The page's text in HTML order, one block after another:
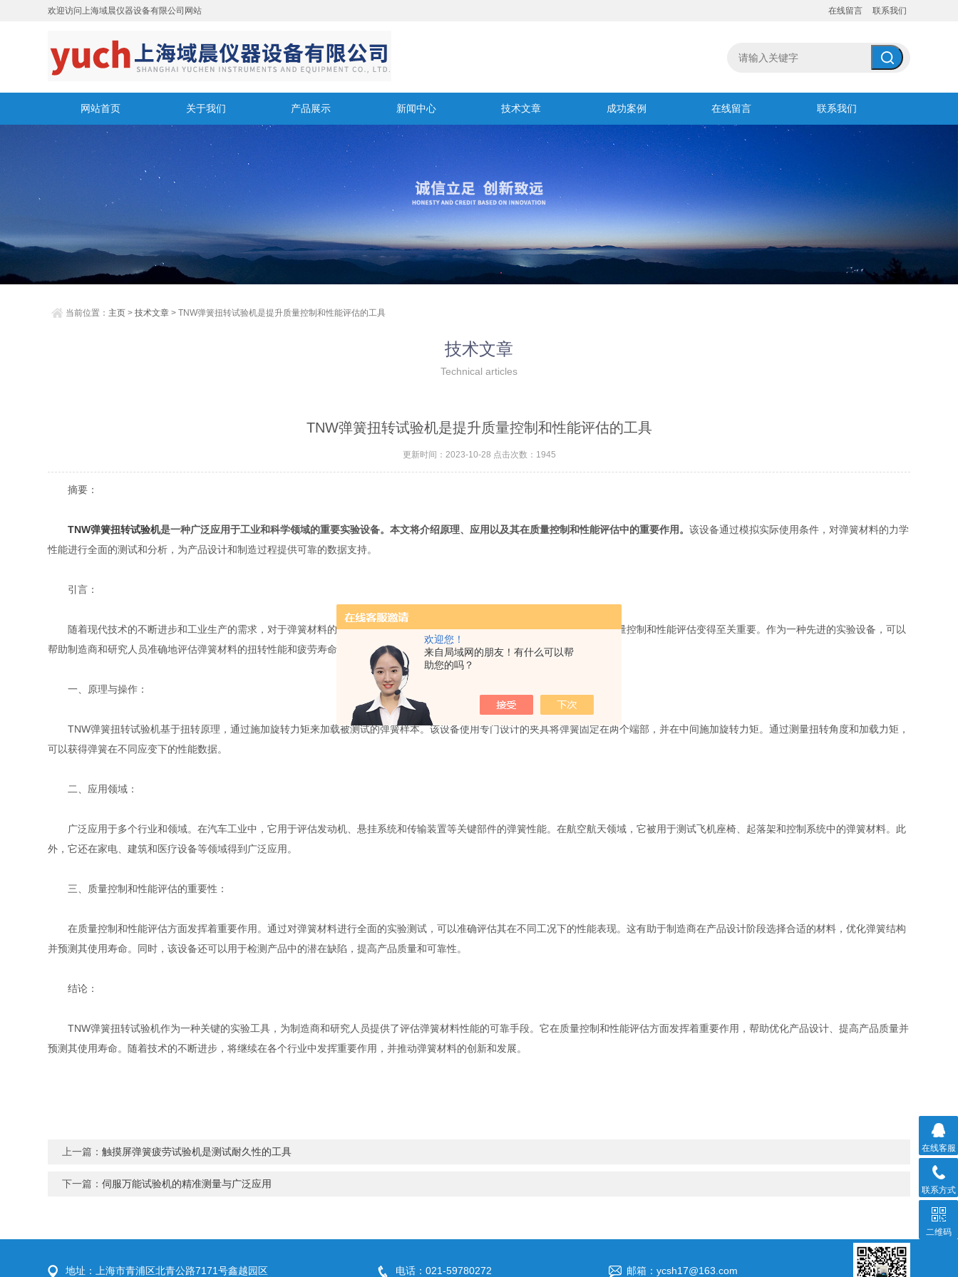
欢迎您！
来自局域网的朋友！有什么可以帮
助您的吗？
欢迎访问上海域晨仪器设备有限公司网站 在线留言 联系我们
网站首页 关于我们 产品展示 新闻中心 技术文章 成功案例 在线留言 联系我们
当前位置： 主页 >技术文章 > TNW弹簧扭转试验机是提升质量控制和性能评估的工具
技术文章
Technical articles
TNW弹簧扭转试验机是提升质量控制和性能评估的工具
更新时间：2023-10-28 点击次数：1945
摘要：
TNW弹簧扭转试验机是一种广泛应用于工业和科学领域的重要实验设备。本文将介绍原理、应用以及其在质量控制和性能评估中的重要作用。该设备通过模拟实际使用条件，对弹簧材料的力学
性能进行全面的测试和分析，为产品设计和制造过程提供可靠的数据支持。
引言：
随着现代技术的不断进步和工业生产的需求，对于弹簧材料的性能要求越来越高。为了确保产品的稳定性和可靠性，弹簧的质量控制和性能评估变得至关重要。作为一种先进的实验设备，可以
帮助制造商和研究人员准确地评估弹簧材料的扭转性能和疲劳寿命。
一、原理与操作：
TNW弹簧扭转试验机基于扭转原理，通过施加旋转力矩来加载被测试的弹簧样本。该设备使用专门设计的夹具将弹簧固定在两个端部，并在中间施加旋转力矩。通过测量扭转角度和加载力矩，
可以获得弹簧在不同应变下的性能数据。
二、应用领域：
广泛应用于多个行业和领域。在汽车工业中，它用于评估发动机、悬挂系统和传输装置等关键部件的弹簧性能。在航空航天领域，它被用于测试飞机座椅、起落架和控制系统中的弹簧材料。此
外，它还在家电、建筑和医疗设备等领域得到广泛应用。
三、质量控制和性能评估的重要性：
在质量控制和性能评估方面发挥着重要作用。通过对弹簧材料进行全面的实验测试，可以准确评估其在不同工况下的性能表现。这有助于制造商在产品设计阶段选择合适的材料，优化弹簧结构
并预测其使用寿命。同时，该设备还可以用于检测产品中的潜在缺陷，提高产品质量和可靠性。
结论：
TNW弹簧扭转试验机作为一种关键的实验工具，为制造商和研究人员提供了评估弹簧材料性能的可靠手段。它在质量控制和性能评估方面发挥着重要作用，帮助优化产品设计、提高产品质量并
预测其使用寿命。随着技术的不断进步，将继续在各个行业中发挥重要作用，并推动弹簧材料的创新和发展。
上一篇：触摸屏弹簧疲劳试验机是测试耐久性的工具
下一篇：伺服万能试验机的精准测量与广泛应用
地址：上海市青浦区北青公路7171号鑫越园区 电话：021-59780272 邮箱：ycsh17@163.com
在线客服
联系方式
二维码